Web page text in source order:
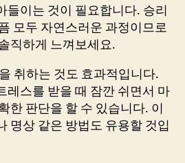
들이는 것이 필요합니다. 승리
모두 자연스러운 과정이므로
직하게 느껴보세요.
취하는 것도 효과적입니다.
레스를 받을 때 잠깐 쉬면서 마
한 판단을 할 수 있습니다. 이
명상 같은 방법도 유용할 것입